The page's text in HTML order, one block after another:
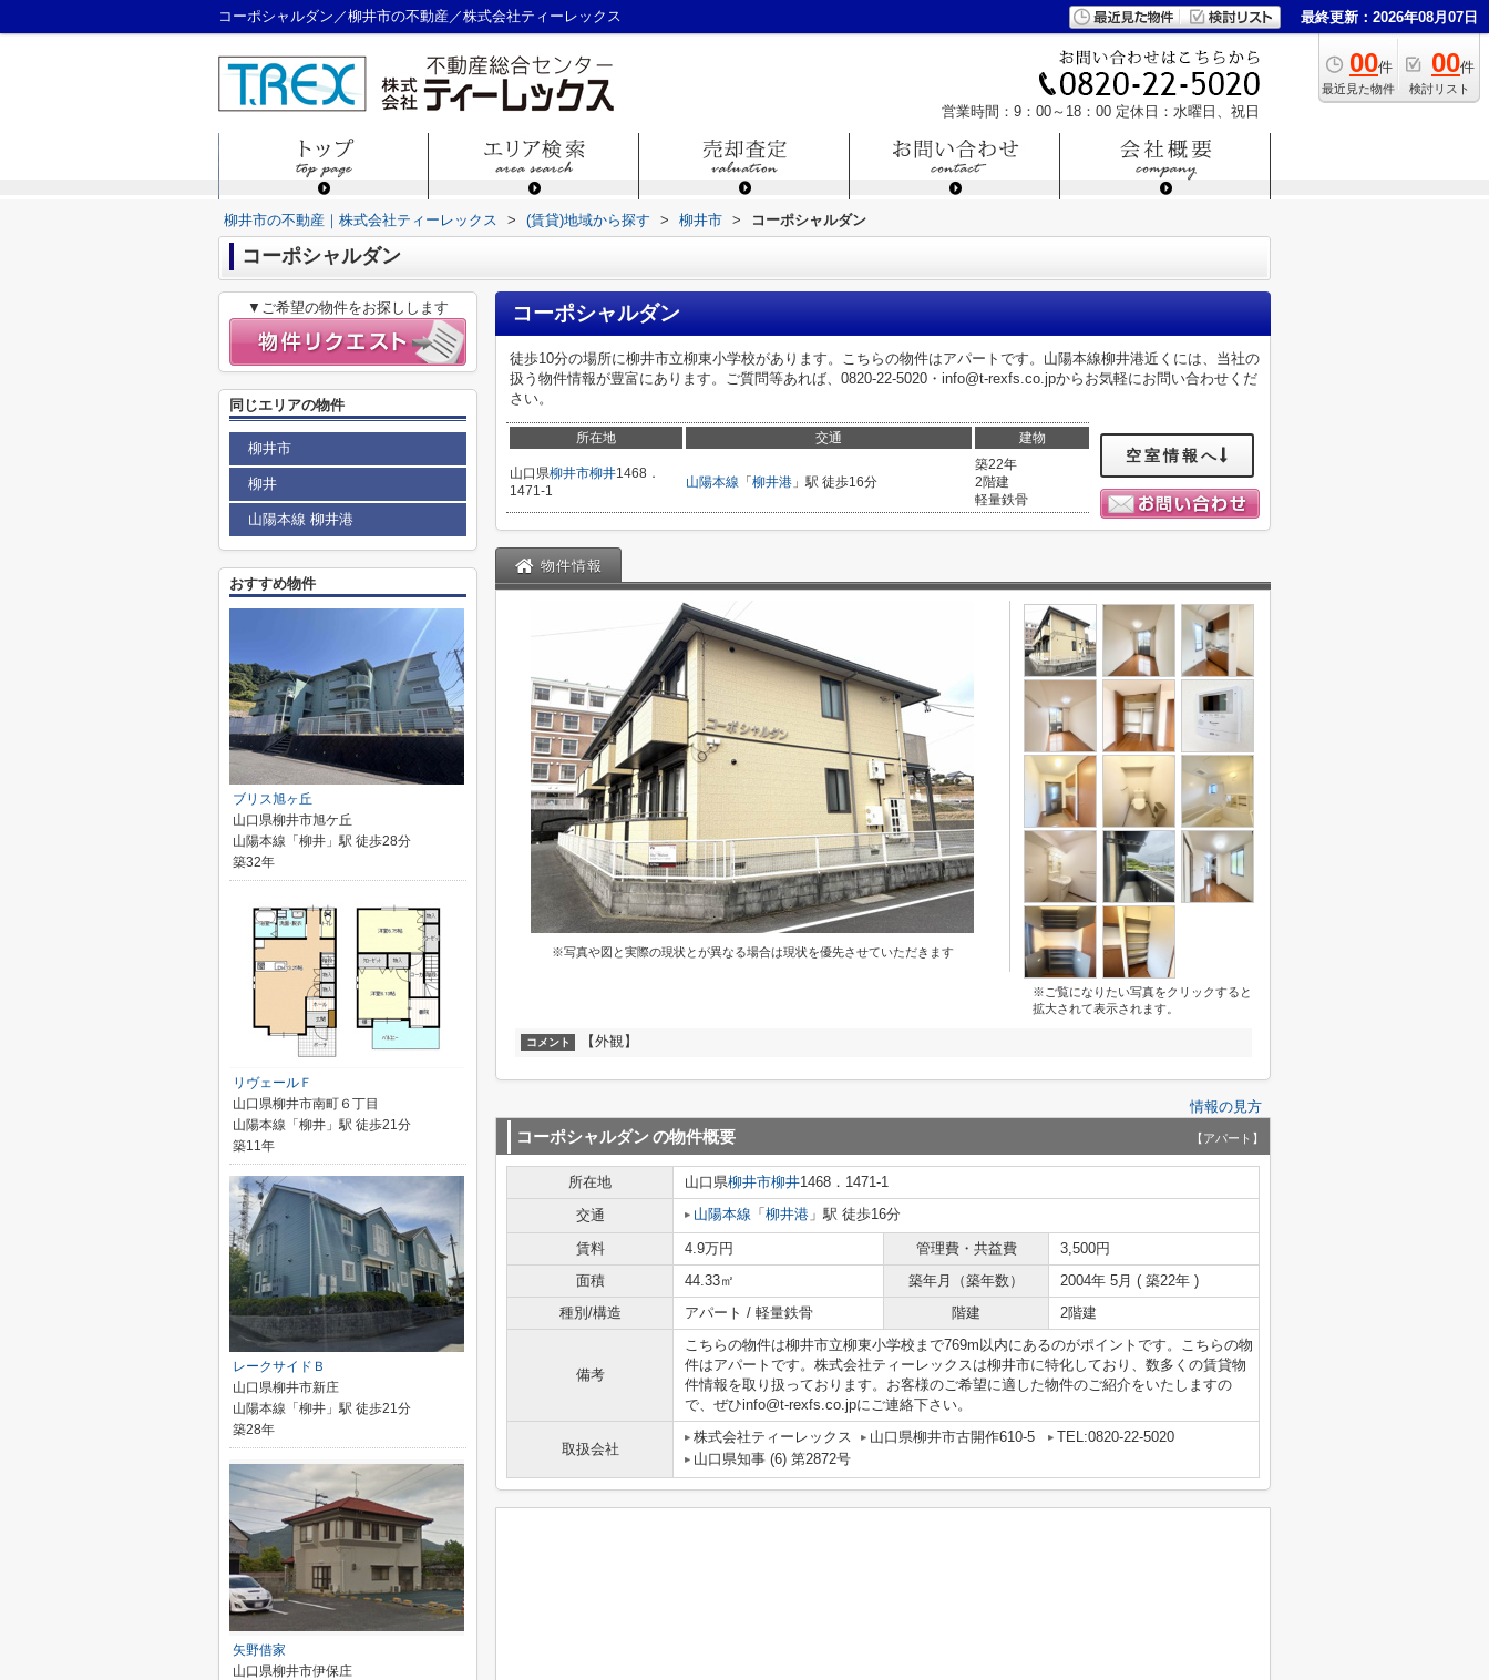
コーポシャルダン／柳井市の不動産／株式会社ティーレックス 最終更新：2026年08月07日
00件
最近見た物件
00件
検討リスト
営業時間：9：00～18：00 定休日：水曜日、祝日
柳井市の不動産｜株式会社ティーレックス > (賃貸)地域から探す > 柳井市 > コーポシャルダン
コーポシャルダン
コーポシャルダン
徒歩10分の場所に柳井市立柳東小学校があります。こちらの物件はアパートです。山陽本線柳井港近くには、当社の
扱う物件情報が豊富にあります。ご質問等あれば、0820-22-5020・info@t-rexfs.co.jpからお気軽にお問い合わせくだ
さい。
所在地 交通 建物
山口県柳井市柳井1468．
1471-1
山陽本線 「 柳井港 」駅 徒歩16分
築22年
2階建
軽量鉄骨
空室情報へ
物件情報
※写真や図と実際の現状とが異なる場合は現状を優先させていただきます
※ご覧になりたい写真をクリックすると
拡大されて表示されます。
コメント 【外観】
情報の見方
コーポシャルダンの物件概要 【アパート】
所在地 山口県柳井市柳井1468．1471-1
交通
山陽本線 「 柳井港 」駅 徒歩16分
賃料 4.9万円 管理費・共益費
3,500円
面積
44.33㎡ 築年月（築年数）
2004年 5月 ( 築22年 )
種別/構造
アパート / 軽量鉄骨 階建 2階建
備考
こちらの物件は柳井市立柳東小学校まで769m以内にあるのがポイントです。こちらの物
件はアパートです。株式会社ティーレックスは柳井市に特化しており、数多くの賃貸物
件情報を取り扱っております。お客様のご希望に適した物件のご紹介をいたしますの
で、ぜひinfo@t-rexfs.co.jpにご連絡下さい。
取扱会社
株式会社ティーレックス 山口県柳井市古開作610-5
TEL:0820-22-5020
山口県知事 (6) 第2872号
▼ご希望の物件をお探しします
同じエリアの物件
柳井市
柳井
山陽本線 柳井港
おすすめ物件
ブリス旭ヶ丘
山口県柳井市旭ケ丘
山陽本線「柳井」駅 徒歩28分
築32年
リヴェールＦ
山口県柳井市南町６丁目
山陽本線「柳井」駅 徒歩21分
築11年
レークサイドＢ
山口県柳井市新庄
山陽本線「柳井」駅 徒歩21分
築28年
矢野借家
山口県柳井市伊保庄